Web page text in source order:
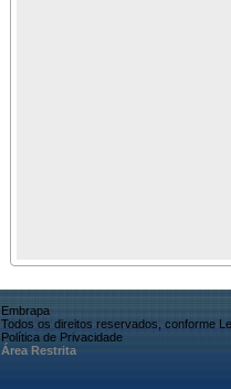
Embrapa
Todos os direitos reservados, conforme
Política de Privacidade
Área Restrita